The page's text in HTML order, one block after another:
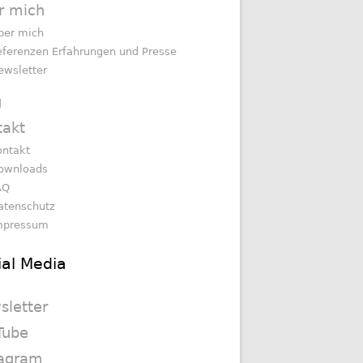
mich
mich
Erfahrungen und Presse
Media